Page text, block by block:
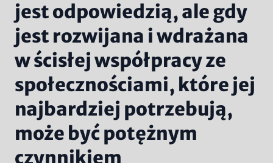
jest odpowiedzią, ale gdy
jest rozwijana i wdrażana
w ścisłej współpracy ze
społecznościami, które jej
najbardziej potrzebują,
może być potężnym
czynnikiem